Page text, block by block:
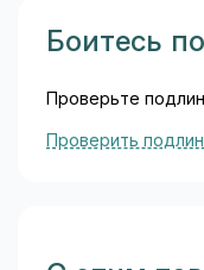
Боитесь
Проверьте
Проверить